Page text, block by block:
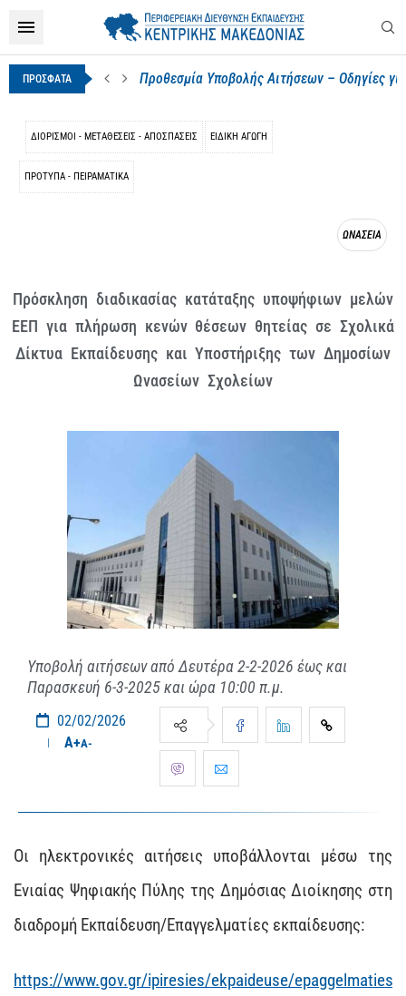
ΠΡΟΣΦΑΤΑ Προθεσμία Υποβολής Αιτήσεων – Οδηγίες
ΔΙΟΡΙΣΜΟΊ - ΜΕΤΑΘΈΣΕΙΣ - ΑΠΟΣΠΆΣΕΙΣ ΕΙΔΙΚΉ ΑΓΩΓΉ
ΠΡΌΤΥΠΑ - ΠΕΙΡΑΜΑΤΙΚΆ
ΩΝΑΣΕΙΑ
Πρόσκληση διαδικασίας κατάταξης υποψήφιων μελών
ΕΕΠ για πλήρωση κενών θέσεων θητείας σε Σχολικά
Δίκτυα Εκπαίδευσης και Υποστήριξης των Δημοσίων
Ωνασείων Σχολείων
Υποβολή αιτήσεων από Δευτέρα 2-2-2026 έως και
Παρασκευή 6-3-2025 και ώρα 10:00 π.μ.
02/02/2026
A+A-
Οι ηλεκτρονικές αιτήσεις υποβάλλονται μέσω της
Ενιαίας Ψηφιακής Πύλης της Δημόσιας Διοίκησης στη
διαδρομή Εκπαίδευση/Επαγγελματίες εκπαίδευσης:
https://www.gov.gr/ipiresies/ekpaideuse/epaggelmaties-